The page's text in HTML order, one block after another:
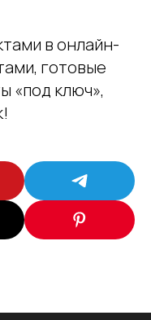
в онлайн-
готовые
«под ключ» ,